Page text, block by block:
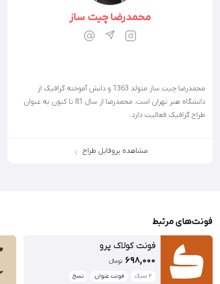
محمدرضا چیت ساز
محمدرضا چیت ساز متولد 1363 و دانش آموخته گرافیک از
دانشگاه هنر تهران است. محمدرضا از سال 81 تا کنون به عنوان
طراح گرافیک فعالیت دارد.
مشاهده پروفایل طراح
فونت‌‌های مرتبط
فونت کولاک پرو
698,000 تومان‫ء‬‫
۲ سبک
فونت عنوان نسخ